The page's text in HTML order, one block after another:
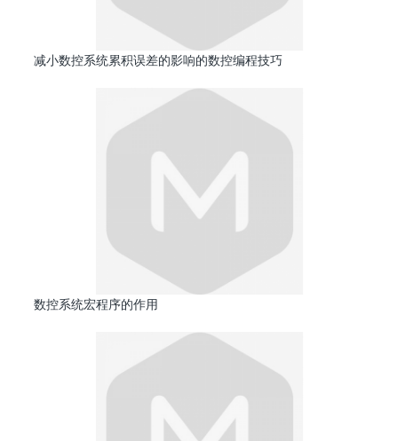
减小数控系统累积误差的影响的数控编程技巧
数控系统宏程序的作用